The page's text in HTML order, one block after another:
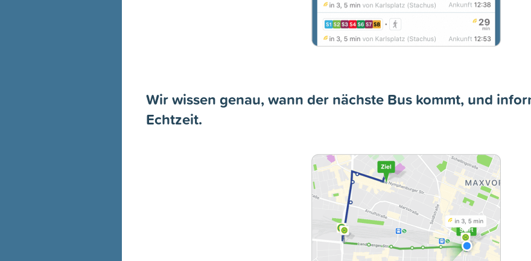
Wir wissen genau, wann der nächste Bus kommt, und
Echtzeit.